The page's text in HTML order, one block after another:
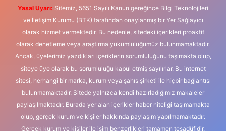
Yasal Uyarı: Sitemiz, 5651 Sayılı Kanun gereğince Bilgi Teknolojileri
ve İletişim Kurumu (BTK) tarafından onaylanmış bir Yer Sağlayıcı
olarak hizmet vermektedir. Bu nedenle, sitedeki içerikleri proaktif
olarak denetleme veya araştırma yükümlülüğümüz bulunmamaktadır.
Ancak, üyelerimiz yazdıkları içeriklerin sorumluluğunu taşımakta olup,
siteye üye olarak bu sorumluluğu kabul etmiş sayılırlar. Bu internet
sitesi, herhangi bir marka, kurum veya şahıs şirketi ile hiçbir bağlantısı
bulunmamaktadır. Sitede yalnızca kendi hazırladığımız makaleler
paylaşılmaktadır. Burada yer alan içerikler haber niteliği taşımamakta
olup, gerçek kurum ve kişiler hakkında paylaşım yapılmamaktadır.
Gerçek kurum ve kişiler ile isim benzerlikleri tamamen tesadüfidir.